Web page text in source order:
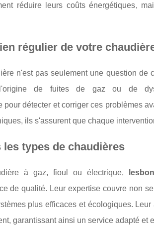
réduire leurs coûts énergétiques,
régulier de votre
n'est pas seulement une question de
de fuites de gaz ou de
pour détecter et corriger ces problèmes
ils s'assurent que chaque
types de chaudières
à gaz, fioul ou électrique,
de qualité. Leur expertise couvre non
plus efficaces et écologiques.
garantissant ainsi un service adapté et